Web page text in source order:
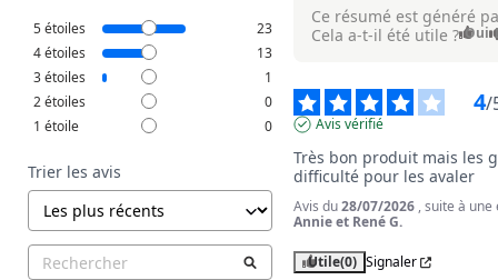
5étoiles
23
4étoiles
13
3étoiles
1
2étoiles
0
1 étoile 0
Trier les avis
Ce résumé est généré
Cela a-t-il été utile ? Oui
4/
Avis vérifié
Très bon produit mais les
difficulté pour les avaler
Avis du28/07/2026 , suite à
Annie et René G.
Utile(0) Signaler